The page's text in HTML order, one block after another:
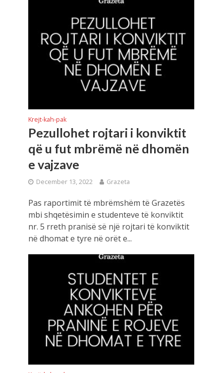
Krejt-kah-pak
Pezullohet rojtari i konviktit
që u fut mbrëmë në dhomën
e vajzave
December 13, 2022 Grazeta
Pas raportimit të mbrëmshëm të Grazetës
mbi shqetësimin e studenteve të konviktit
nr. 5 rreth pranisë së një rojtari të konviktit
në dhomat e tyre në orët e...